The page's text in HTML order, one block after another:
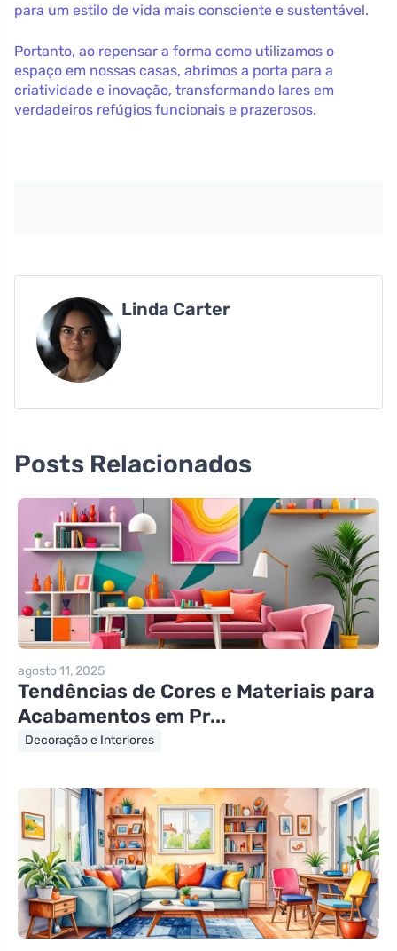
para um estilo de vida mais consciente e sustentável.
Portanto, ao repensar a forma como utilizamos o
espaço em nossas casas, abrimos a porta para a
criatividade e inovação, transformando lares em
verdadeiros refúgios funcionais e prazerosos.
Linda Carter
Posts Relacionados
agosto 11, 2025
Tendências de Cores e Materiais para
Acabamentos em Pr...
Decoração e Interiores